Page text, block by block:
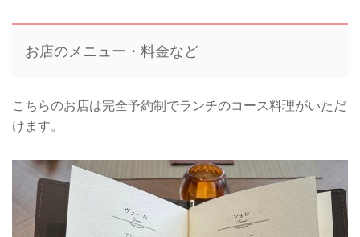
お店のメニュー・料金など
こちらのお店は完全予約制でランチのコース料理がいただ
けます。